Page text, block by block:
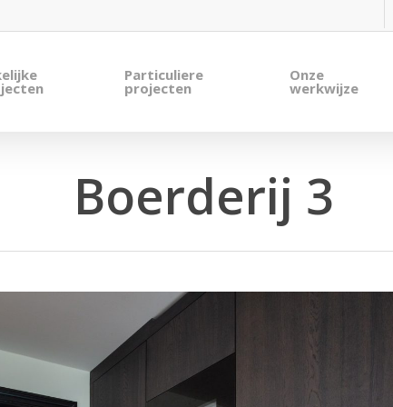
Particuliere
projecten
Onze
werkwijze
Boerderij 3